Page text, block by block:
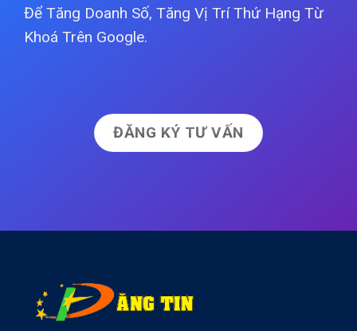
Để Tăng Doanh Số, Tăng Vị Trí Thứ Hạng Từ
Khoá Trên Google.
ĐĂNG KÝ TƯ VẤN